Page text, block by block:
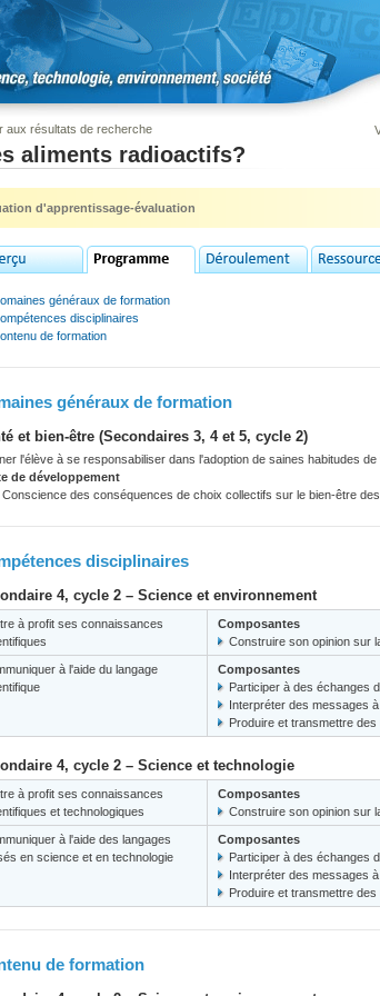
aux résultats de recherche
aliments radioactifs?
d'apprentissage-évaluation
généraux de formation
disciplinaires
de formation
généraux de formation
et bien-être (Secondaires 3, 4 et 5, cycle 2)
l'élève à se responsabiliser dans l'adoption de saines habitudes
de développement
Conscience des conséquences de choix collectifs sur le bien-être
disciplinaires
4, cycle 2 – Science et environnement
à profit ses connaissances
Composantes
Construire son opinion sur
à l'aide du langage
Composantes
Participer à des échanges
Interpréter des messages
Produire et transmettre
4, cycle 2 – Science et technologie
à profit ses connaissances
et technologiques
Composantes
Construire son opinion sur
à l'aide des langages
en science et en technologie
Composantes
Participer à des échanges
Interpréter des messages
Produire et transmettre
de formation